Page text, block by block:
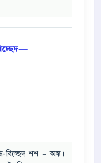
বিচ্ছেদ শশ + অঙ্ক।